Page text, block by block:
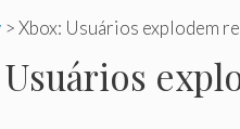
>Xbox: Usuários explodem